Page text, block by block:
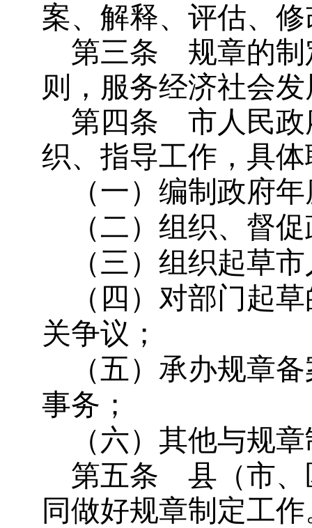
案、解释、评估、
第三条
规章的
则，服务经济社会
第四条
市人民
织、指导工作，具
（一）编制政府
（二）组织、督
（三）组织起草
（四）对部门起
关争议；
（五）承办规章
事务；
（六）其他与规
第五条
县（市
同做好规章制定工作